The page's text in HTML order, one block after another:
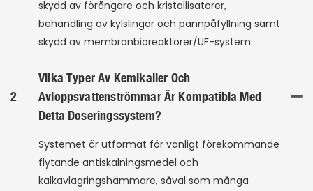
skydd av förångare och kristallisatorer,
behandling av kylslingor och pannpåfyllning samt
skydd av membranbioreaktorer/UF-system.
2
Vilka Typer Av Kemikalier Och
Avloppsvattenströmmar Är Kompatibla Med
Detta Doseringssystem?
Systemet är utformat för vanligt förekommande
flytande antiskalningsmedel och
kalkavlagringshämmare, såväl som många